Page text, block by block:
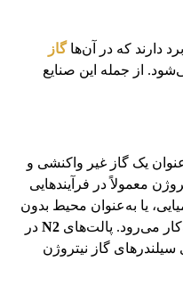
دارند که در آن‌ها گاز
از جمله این صنایع
یک گاز غیر واکنشی و
معمولاً در فرآیندهایی
یا به‌عنوان محیط بدون
می‌رود. پالت‌هایN2 در
گاز نیتروژن